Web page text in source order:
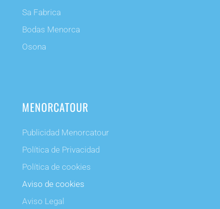
Sa Fabrica
Bodas Menorca
Osona
MENORCATOUR
Publicidad Menorcatour
Política de Privacidad
Política de cookies
Aviso de cookies
Aviso Legal